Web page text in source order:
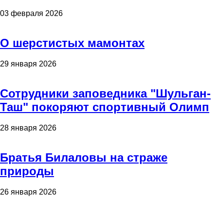
03 февраля 2026
О шерстистых мамонтах
29 января 2026
Сотрудники заповедника "Шульган-
Таш" покоряют спортивный Олимп
28 января 2026
Братья Билаловы на страже
природы
26 января 2026